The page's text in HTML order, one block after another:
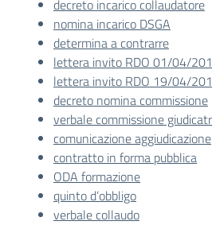
decreto incarico collaudatore
nomina incarico DSGA
determina a contrarre
lettera invito RDO 01/04/
lettera invito RDO 19/04/
decreto nomina commissione
verbale commissione
comunicazione aggiudicazione
contratto in forma pubblica
ODA formazione
quinto d’obbligo
verbale collaudo